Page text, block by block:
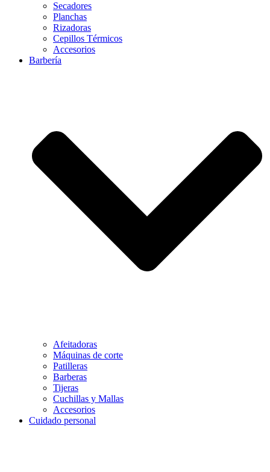
Secadores
Planchas
Rizadoras
Cepillos Térmicos
Accesorios
Barbería
Afeitadoras
Máquinas de corte
Patilleras
Barberas
Tijeras
Cuchillas y Mallas
Accesorios
Cuidado personal